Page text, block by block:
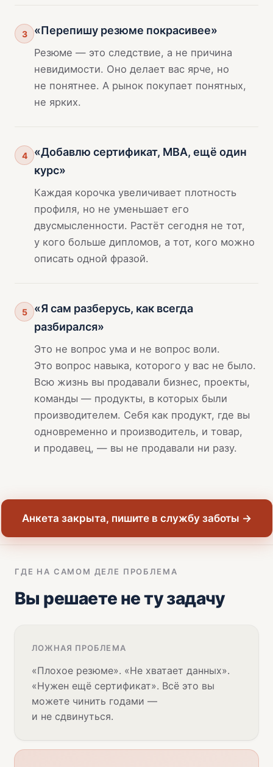
3 «Перепишу резюме покрасивее»
Резюме — это следствие, а не причина
невидимости. Оно делает вас ярче, но
не понятнее. А рынок покупает понятных,
не ярких.
4
«Добавлю сертификат, MBA, ещё один
курс»
Каждая корочка увеличивает плотность
профиля, но не уменьшает его
двусмысленности. Растёт сегодня не тот,
у кого больше дипломов, а тот, кого можно
описать одной фразой.
5
«Я сам разберусь, как всегда
разбирался»
Это не вопрос ума и не вопрос воли.
Это вопрос навыка, которого у вас не было.
Всю жизнь вы продавали бизнес, проекты,
команды — продукты, в которых были
производителем. Себя как продукт, где вы
одновременно и производитель, и товар,
и продавец, — вы не продавали ни разу.
Анкета закрыта, пишите в службу заботы →
ГДЕ НА САМОМ ДЕЛЕ ПРОБЛЕМА
Вы решаете не ту задачу
ЛОЖНАЯ ПРОБЛЕМА
«Плохое резюме». «Не хватает данных».
«Нужен ещё сертификат». Всё это вы
можете чинить годами —
и не сдвинуться.